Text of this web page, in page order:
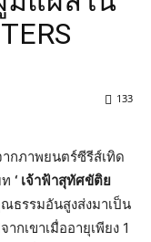
133
กภาพยนตร์ซีรีส์เทิด
‘ เจ้าฟ้าสุทัศขัติย
ธรรมอันสูงส่งมาเป็น
กเขาเมื่ออายุเพียง 1